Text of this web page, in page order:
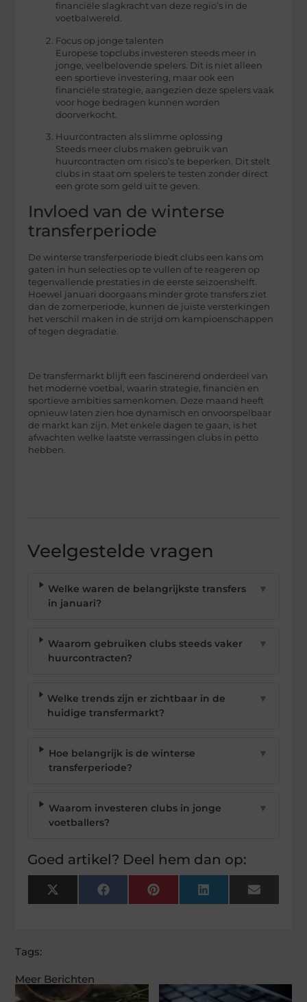
Meer Berichten
financiële slagkracht van deze regio’s in de
voetbalwereld.
Focus op jonge talenten
Europese topclubs investeren steeds meer in
jonge, veelbelovende spelers. Dit is niet alleen
een sportieve investering, maar ook een
financiële strategie, aangezien deze spelers vaak
voor hoge bedragen kunnen worden
doorverkocht.
Huurcontracten als slimme oplossing
Steeds meer clubs maken gebruik van
huurcontracten om risico’s te beperken. Dit stelt
clubs in staat om spelers te testen zonder direct
een grote som geld uit te geven.
Invloed van de winterse
transferperiode
De winterse transferperiode biedt clubs een kans om
gaten in hun selecties op te vullen of te reageren op
tegenvallende prestaties in de eerste seizoenshelft.
Hoewel januari doorgaans minder grote transfers ziet
dan de zomerperiode, kunnen de juiste versterkingen
het verschil maken in de strijd om kampioenschappen
of tegen degradatie.
De transfermarkt blijft een fascinerend onderdeel van
het moderne voetbal, waarin strategie, financiën en
sportieve ambities samenkomen. Deze maand heeft
opnieuw laten zien hoe dynamisch en onvoorspelbaar
de markt kan zijn. Met enkele dagen te gaan, is het
afwachten welke laatste verrassingen clubs in petto
hebben.
Veelgestelde vragen
Welke waren de belangrijkste transfers
in januari?
▼
Waarom gebruiken clubs steeds vaker
huurcontracten?
▼
Welke trends zijn er zichtbaar in de
huidige transfermarkt?
▼
Hoe belangrijk is de winterse
transferperiode?
▼
Waarom investeren clubs in jonge
voetballers?
▼
Goed artikel? Deel hem dan op:
X
(Twitter)
FacebookPinterest LinkedIn Email
Tags: